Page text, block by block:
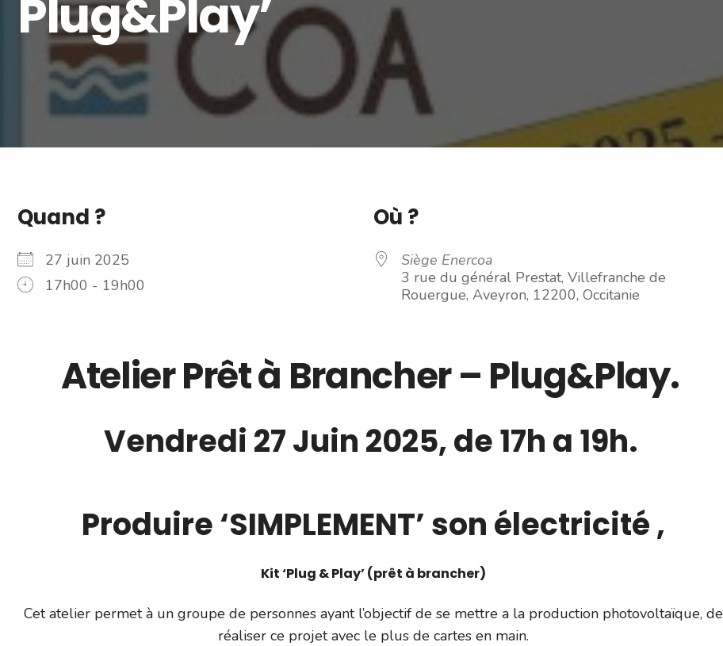
Plug&Play’
Quand ?
27 juin 2025
17h00 - 19h00
Où ?
Siège Enercoa
3 rue du général Prestat, Villefranche de
Rouergue, Aveyron, 12200, Occitanie
Atelier Prêt à Brancher – Plug&Play.
Vendredi 27 Juin 2025, de 17h a 19h.
Produire ‘SIMPLEMENT’ son électricité ,
Kit ‘Plug & Play’ (prêt à brancher)
Cet atelier permet à un groupe de personnes ayant l’objectif de se mettre a la production photovoltaïque, de
réaliser ce projet avec le plus de cartes en main.